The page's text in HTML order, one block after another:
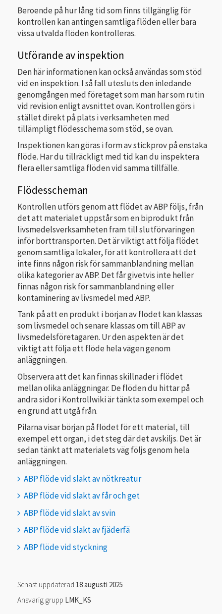
Beroende på hur lång tid som finns tillgänglig för
kontrollen kan antingen samtliga flöden eller bara
vissa utvalda flöden kontrolleras.
Utförande av inspektion
Den här informationen kan också användas som stöd
vid en inspektion. I så fall utesluts den inledande
genomgången med företaget som man har som rutin
vid revision enligt avsnittet ovan. Kontrollen görs i
stället direkt på plats i verksamheten med
tillämpligt flödesschema som stöd, se ovan.
Inspektionen kan göras i form av stickprov på enstaka
flöde. Har du tillräckligt med tid kan du inspektera
flera eller samtliga flöden vid samma tillfälle.
Flödesscheman
Kontrollen utförs genom att flödet av ABP följs, från
det att materialet uppstår som en biprodukt från
livsmedelsverksamheten fram till slutförvaringen
inför borttransporten. Det är viktigt att följa flödet
genom samtliga lokaler, för att kontrollera att det
inte finns någon risk för sammanblandning mellan
olika kategorier av ABP. Det får givetvis inte heller
finnas någon risk för sammanblandning eller
kontaminering av livsmedel med ABP.
Tänk på att en produkt i början av flödet kan klassas
som livsmedel och senare klassas om till ABP av
livsmedelsföretagaren. Ur den aspekten är det
viktigt att följa ett flöde hela vägen genom
anläggningen.
Observera att det kan finnas skillnader i flödet
mellan olika anläggningar. De flöden du hittar på
andra sidor i Kontrollwiki är tänkta som exempel och
en grund att utgå från.
Pilarna visar början på flödet för ett material, till
exempel ett organ, i det steg där det avskiljs. Det är
sedan tänkt att materialets väg följs genom hela
anläggningen.
ABP flöde vid slakt av nötkreatur
ABP flöde vid slakt av får och get
ABP flöde vid slakt av svin
ABP flöde vid slakt av fjäderfä
ABP flöde vid styckning
Senast uppdaterad 18 augusti 2025
Ansvarig grupp LMK_KS